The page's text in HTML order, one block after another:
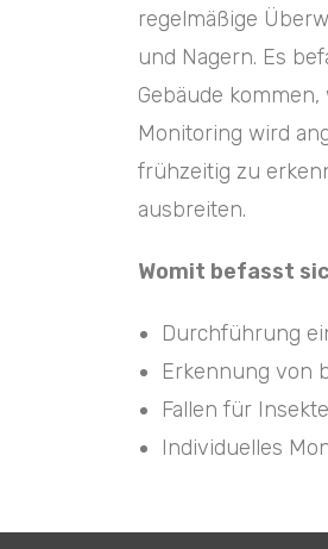
regelmäßige
und Nagern. Es
Gebäude
Monitoring wird
frühzeitig zu
ausbreiten.
Womit befasst
Durchführung
Erkennung von
Fallen für
Individuelles